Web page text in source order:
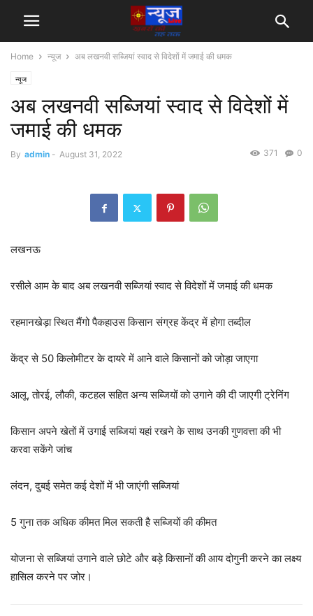
Home न्यूज अब लखनवी सब्जियां स्वाद से विदेशों में जमाई की धमक
न्यूज
अब लखनवी सब्जियां स्वाद से विदेशों में
जमाई की धमक
By admin - August 31, 2022 0
371
लखनऊ
रसीले आम के बाद अब लखनवी सब्जियां स्वाद से विदेशों में जमाई की धमक
रहमानखेड़ा स्थित मैंगो पैकहाउस किसान संग्रह केंद्र में होगा तब्दील
केंद्र से 50 किलोमीटर के दायरे में आने वाले किसानों को जोड़ा जाएगा
आलू, तोरई, लौकी, कटहल सहित अन्य सब्जियों को उगाने की दी जाएगी ट्रेनिंग
किसान अपने खेतों में उगाई सब्जियां यहां रखने के साथ उनकी गुणवत्ता की भी
करवा सकेंगे जांच
लंदन, दुबई समेत कई देशों में भी जाएंगी सब्जियां
5 गुना तक अधिक कीमत मिल सकती है सब्जियों की कीमत
योजना से सब्जियां उगाने वाले छोटे और बड़े किसानों की आय दोगुनी करने का लक्ष्य
हासिल करने पर जोर।